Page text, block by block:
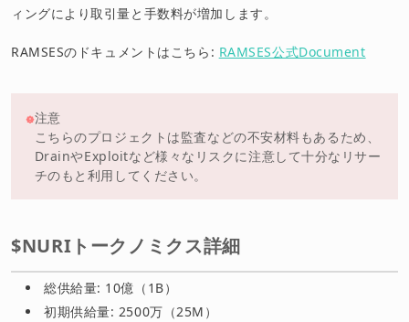
ィングにより取引量と手数料が増加します。
RAMSESのドキュメントはこちら: RAMSES公式Document
注意
こちらのプロジェクトは監査などの不安材料もあるため、
DrainやExploitなど様々なリスクに注意して十分なリサー
チのもと利用してください。
$NURIトークノミクス詳細
総供給量: 10億（1B）
初期供給量: 2500万（25M）